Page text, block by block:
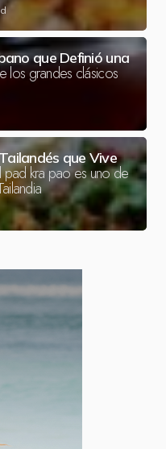
que Definió una
los grandes clásicos
que Vive
pad kra pao es uno de